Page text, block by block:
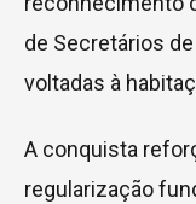
de Secretários
voltadas à
A conquista
regularização